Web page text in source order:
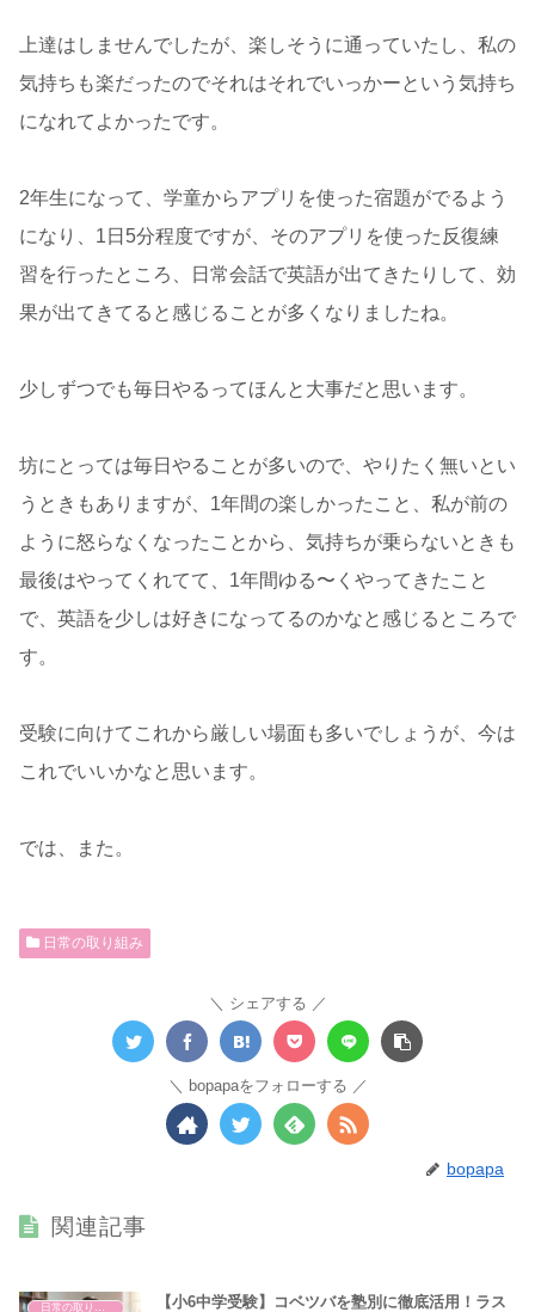
上達はしませんでしたが、楽しそうに通っていたし、私の
気持ちも楽だったのでそれはそれでいっかーという気持ち
になれてよかったです。
2年生になって、学童からアプリを使った宿題がでるよう
になり、1日5分程度ですが、そのアプリを使った反復練
習を行ったところ、日常会話で英語が出てきたりして、効
果が出てきてると感じることが多くなりましたね。
少しずつでも毎日やるってほんと大事だと思います。
坊にとっては毎日やることが多いので、やりたく無いとい
うときもありますが、1年間の楽しかったこと、私が前の
ように怒らなくなったことから、気持ちが乗らないときも
最後はやってくれてて、1年間ゆる〜くやってきたこと
で、英語を少しは好きになってるのかなと感じるところで
す。
受験に向けてこれから厳しい場面も多いでしょうが、今は
これでいいかなと思います。
では、また。
日常の取り組み
シェアする
bopapaをフォローする
bopapa
関連記事
【小6中学受験】コベツバを塾別に徹底活用！ラス